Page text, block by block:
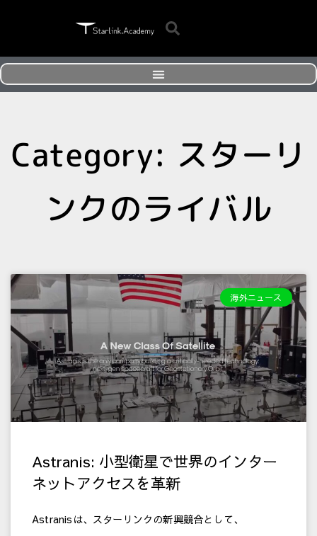
Category: スターリ
ンクのライバル
海外ニュース
Astranis: 小型衛星で世界のインター
ネットアクセスを革新
Astranisは、スターリンクの新興競合として、